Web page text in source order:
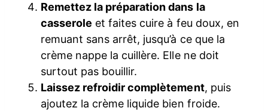
Remettez la préparation dans la
casserole et faites cuire à feu doux, en
remuant sans arrêt, jusqu’à ce que la
crème nappe la cuillère. Elle ne doit
surtout pas bouillir.
Laissez refroidir complètement, puis
ajoutez la crème liquide bien froide.